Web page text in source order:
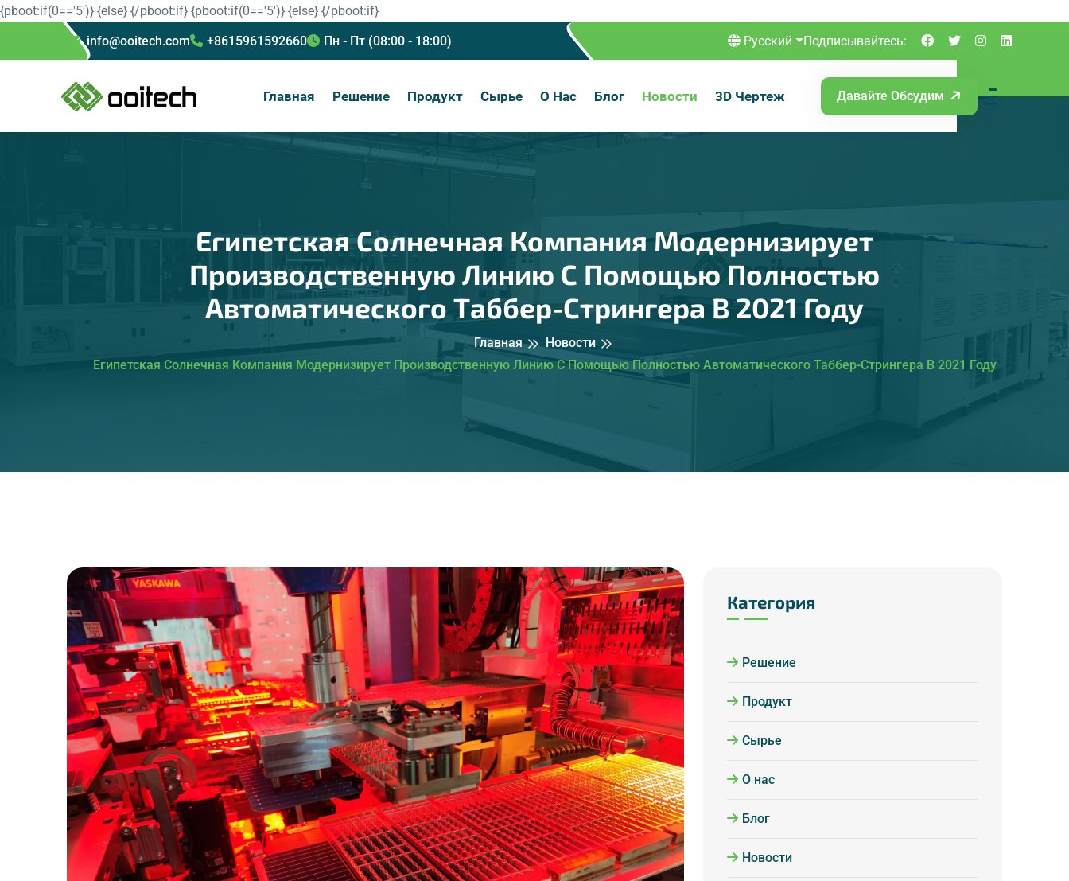
{pboot:if(0=='5')} {else} {/pboot:if} {pboot:if(0=='5')} {else} {/pboot:if}
info@ooitech.com
+8615961592660 Пн - Пт (08:00 - 18:00) Русский Подписывайтесь:
Главная Решение Продукт Сырье О Нас Блог Новости 3D Чертеж Давайте Обсудим
Египетская Солнечная Компания Модернизирует
Производственную Линию С Помощью Полностью
Автоматического Таббер-Стрингера В 2021 Году
Главная
Новости
Египетская Солнечная Компания Модернизирует Производственную Линию С Помощью Полностью Автоматического Таббер-Стрингера В 2021 Году
Категория
Решение
Продукт
Сырье
О нас
Блог
Новости